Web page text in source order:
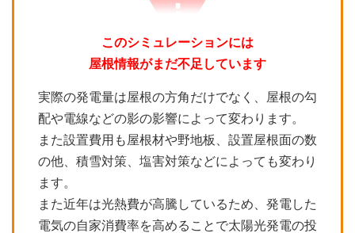
このシミュレーションには
屋根情報がまだ不足しています
実際の発電量は屋根の方角だけでなく、屋根の勾
配や電線などの影の影響によって変わります。
また設置費用も屋根材や野地板、設置屋根面の数
の他、積雪対策、塩害対策などによっても変わり
ます。
また近年は光熱費が高騰しているため、発電した
電気の自家消費率を高めることで太陽光発電の投